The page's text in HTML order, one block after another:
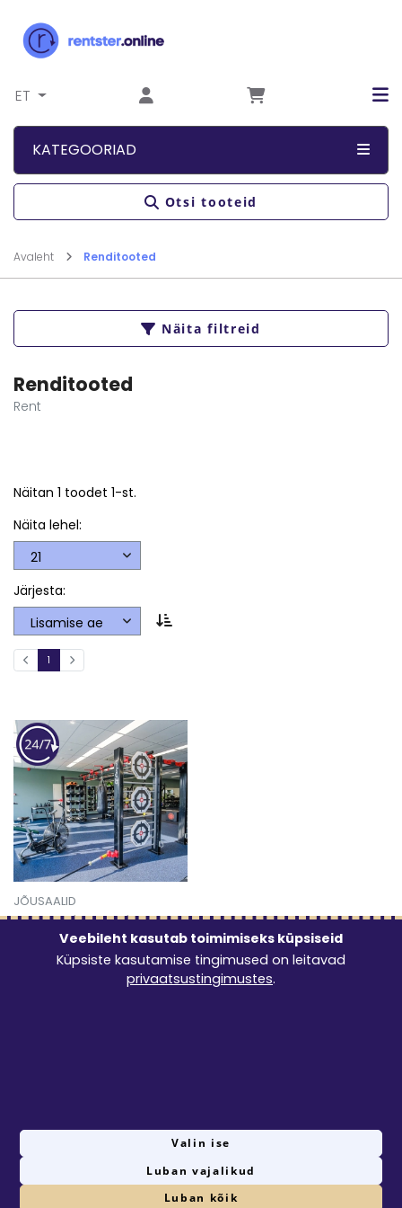
ET
KATEGOORIAD
Otsi tooteid
Avaleht Renditooted
Näita filtreid
Renditooted
Rent
Näitan 1 toodet 1-st.
Näita lehel:
Järjesta:
1
JÕUSAALID
Jõusaali hommikune
kuukaart
/ 1 kuu
© 2026 Rentster Online OÜ
Privaatsustingimused
Seadista küpsised
Veebileht kasutab toimimiseks küpsiseid
Küpsiste kasutamise tingimused on leitavad
privaatsustingimustes.
Valin ise
Luban vajalikud
Luban kõik